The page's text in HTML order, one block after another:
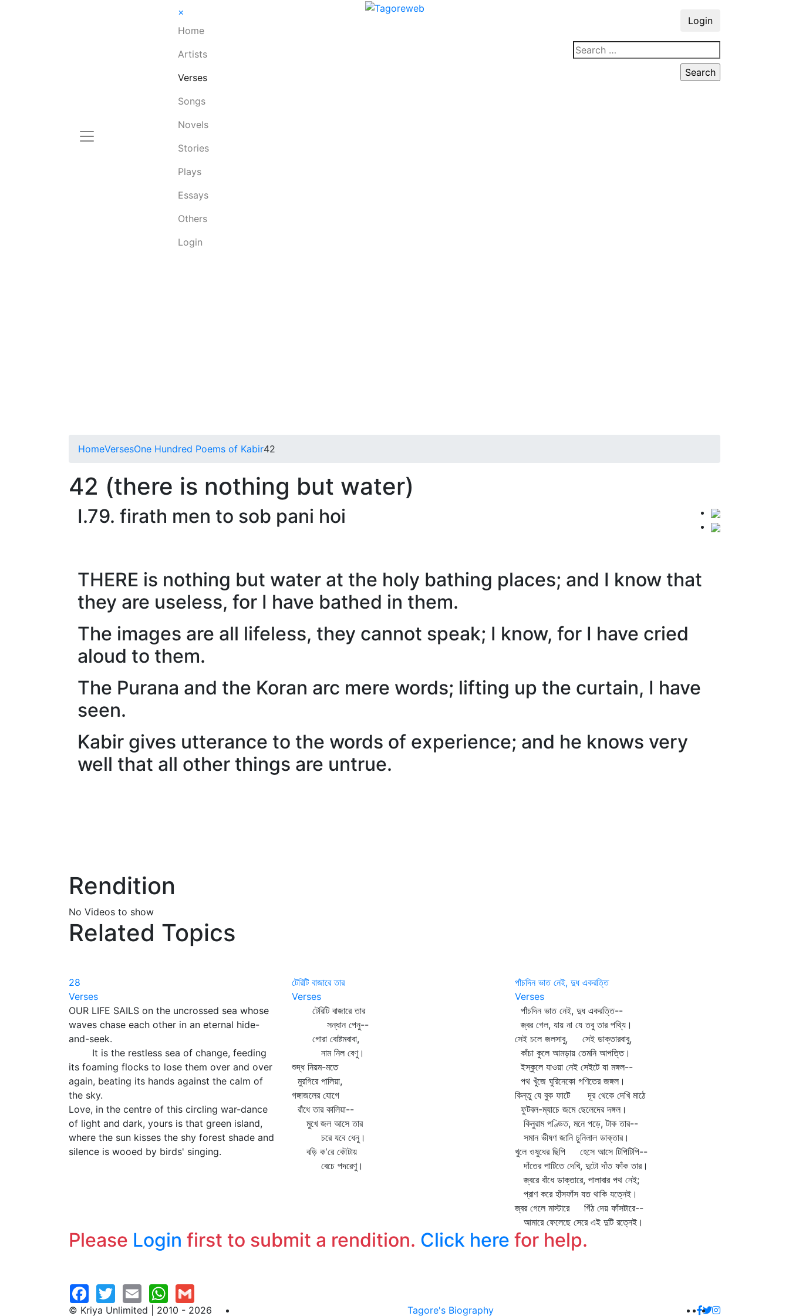
×
Home
Artists
Verses
Songs
Novels
Stories
Plays
Essays
Others
Login
Login
HomeVersesOne Hundred Poems of Kabir42
42 (there is nothing but water)
I.79. firath men to sob pani hoi
THERE is nothing but water at the holy bathing places; and I know that
they are useless, for I have bathed in them.
The images are all lifeless, they cannot speak; I know, for I have cried
aloud to them.
The Purana and the Koran arc mere words; lifting up the curtain, I have
seen.
Kabir gives utterance to the words of experience; and he knows very
well that all other things are untrue.
Rendition
No Videos to show
Related Topics
28
Verses
OUR LIFE SAILS on the uncrossed sea whose
waves chase each other in an eternal hide-
and-seek.
It is the restless sea of change, feeding
its foaming flocks to lose them over and over
again, beating its hands against the calm of
the sky.
Love, in the centre of this circling war-dance
of light and dark, yours is that green island,
where the sun kisses the shy forest shade and
silence is wooed by birds' singing.
টেরিটি বাজারে তার
Verses
টেরিটি বাজারে তার
সন্ধান পেনু--
গোরা বোষ্টমবাবা,
নাম নিল বেণু।
শুদ্ধ নিয়ম-মতে
মুরগিরে পালিয়া,
গঙ্গাজলের যোগে
রাঁধে তার কালিয়া--
মুখে জল আসে তার
চরে যবে ধেনু।
বড়ি ক'রে কৌটায়
বেচে পদরেণু।
পাঁচদিন ভাত নেই, দুধ একরত্তি
Verses
পাঁচদিন ভাত নেই, দুধ একরত্তি--
জ্বর গেল, যায় না যে তবু তার পথ্যি।
সেই চলে জলসাবু, সেই ডাক্তারবাবু,
কাঁচা কুলে আমড়ায় তেমনি আপত্তি।
ইস্কুলে যাওয়া নেই সেইটে যা মঙ্গল--
পথ খুঁজে ঘুরিনেকো গণিতের জঙ্গল।
কিন্তু যে বুক ফাটে দূর থেকে দেখি মাঠে
ফুটবল-ম্যাচে জমে ছেলেদের দঙ্গল।
কিনুরাম পণ্ডিত, মনে পড়ে, টাক তার--
সমান ভীষণ জানি চুনিলাল ডাক্তার।
খুলে ওষুধের ছিপি হেসে আসে টিপিটিপি--
দাঁতের পাটিতে দেখি, দুটো দাঁত ফাঁক তার।
জ্বরে বাঁধে ডাক্তারে, পালাবার পথ নেই;
প্রাণ করে হাঁসফাঁস যত থাকি যত্নেই।
জ্বর গেলে মাস্টারে গিঁঠ দেয় ফাঁসটারে--
আমারে ফেলেছে সেরে এই দুটি রত্নেই।
Please Login first to submit a rendition. Click here for help.
© Kriya Unlimited | 2010 - 2026 Tagore's Biography